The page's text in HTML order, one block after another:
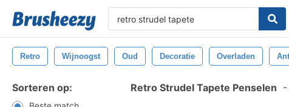
Retro Wijnoogst Oud Decoratie Overladen
Sorteren op: Retro Strudel Tapete Penselen -